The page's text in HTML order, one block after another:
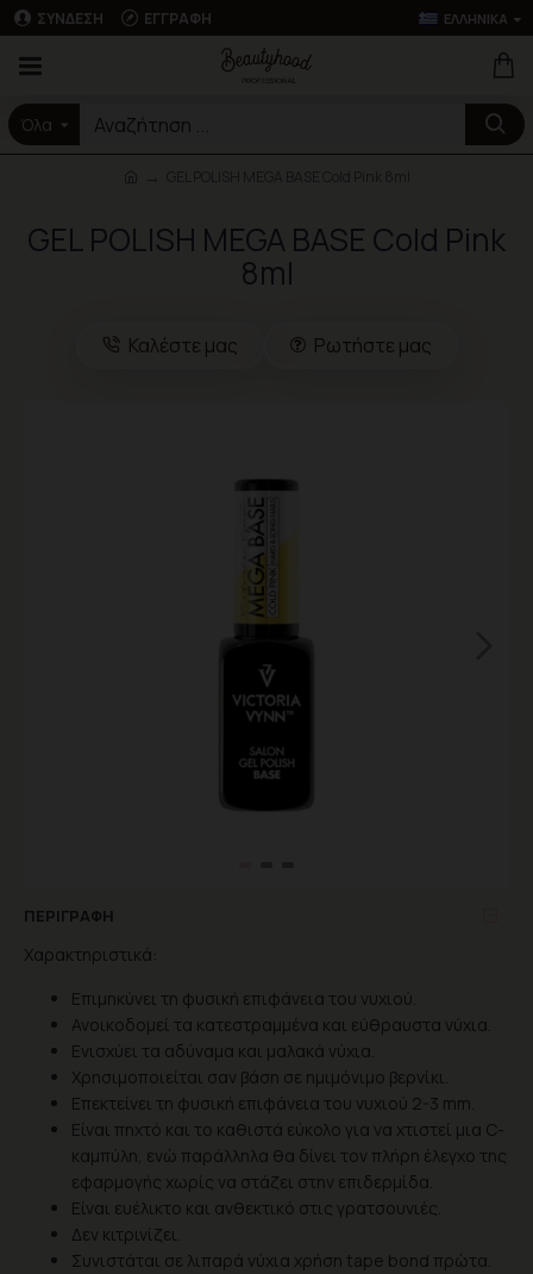
ΣΎΝΔΕΣΗ ΕΓΓΡΑΦΉ ΕΛΛΗΝΙΚΆ
Όλα
GEL POLISH MEGA BASE Cold Pink
8ml
Καλέστε μας Ρωτήστε μας
ΠΕΡΙΓΡΑΦΉ
Χαρακτηριστικά:
Επιμηκύνει τη φυσική επιφάνεια του νυχιού.
Ανοικοδομεί τα κατεστραμμένα και εύθραυστα νύχια.
Ενισχύει τα αδύναμα και μαλακά νύχια.
Χρησιμοποιείται σαν βάση σε ημιμόνιμο βερνίκι.
Επεκτείνει τη φυσική επιφάνεια του νυχιού 2-3 mm.
Είναι πηχτό και το καθιστά εύκολο για να χτιστεί μια C-
καμπύλη, ενώ παράλληλα θα δίνει τον πλήρη έλεγχο της
εφαρμογής χωρίς να στάζει στην επιδερμίδα.
Είναι ευέλικτο και ανθεκτικό στις γρατσουνιές.
Δεν κιτρινίζει.
Συνιστάται σε λιπαρά νύχια χρήση tape bond πρώτα.